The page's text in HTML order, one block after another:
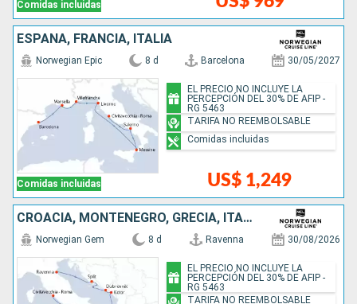
Comidas incluidas
ESPAÑA, FRANCIA, ITALIA
Comidas incluidas
Norwegian Epic 8 d Barcelona 30/05/2027
US$ 1,249
EL PRECIO NO INCLUYE LA
PERCEPCIÓN DEL 30% DE AFIP -
RG 5463
TARIFA NO REEMBOLSABLE
Comidas incluidas
CROACIA, MONTENEGRO, GRECIA, ITALIA
Norwegian Gem 8 d Ravenna 30/08/2026
EL PRECIO NO INCLUYE LA
PERCEPCIÓN DEL 30% DE AFIP -
RG 5463
TARIFA NO REEMBOLSABLE